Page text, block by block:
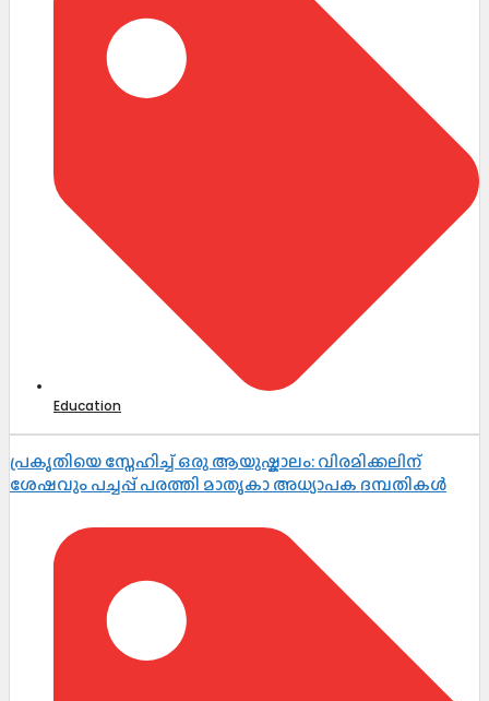
Education
പ്രകൃതിയെ സ്നേഹിച്ച് ഒരു ആയുഷ്കാലം: വിരമിക്കലിന്
ശേഷവും പച്ചപ്പ് പരത്തി മാതൃകാ അധ്യാപക ദമ്പതികൾ